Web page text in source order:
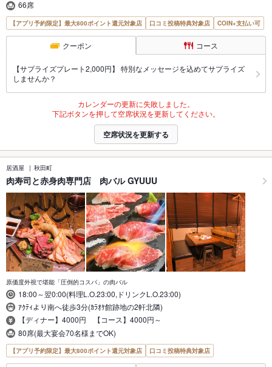
66席
【アプリ予約限定】最大800ポイント還元対象店 口コミ投稿特典対象店 COIN+支払い可
クーポン コース
【サプライズプレート2,000円】 特別なメッセージを込めてサプライズ
しませんか？
カレンダーの更新に失敗しました。
下記ボタンを押して空席状況を更新してください。
空席状況を更新する
居酒屋 秋田町
肉寿司と赤身肉専門店 肉バル GYUUU
原価度外視で堪能「圧倒的コスパ」の肉バル
18:00～翌0:00(料理L.O.23:00,ドリンクL.O.23:00)
ｱｸﾃｨより南へ徒歩3分(ｶﾗｵｹ館跡地の2軒北隣)
【ディナー】4000円 【コース】4000円～
80席(最大宴会70名様までOK)
【アプリ予約限定】最大800ポイント還元対象店 口コミ投稿特典対象店